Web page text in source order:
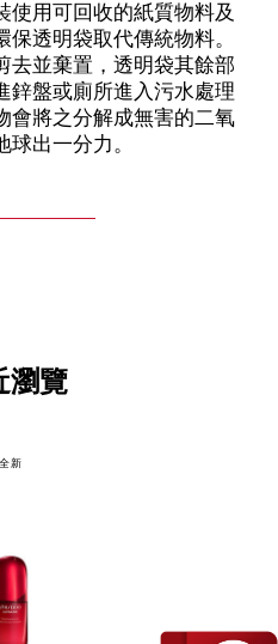
使用可回收的紙質物料及
保透明袋取代傳統物料。
去並棄置，透明袋其餘部
鋅盤或廁所進入污水處理
會將之分解成無害的二氧
出一分力。
瀏覽
全新